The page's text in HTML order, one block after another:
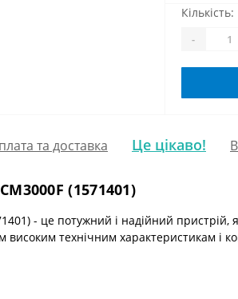
Кількість:
-
та доставка Це цікаво!
(1571401)
- це потужний і надійний пристрій,
високим технічним характеристикам